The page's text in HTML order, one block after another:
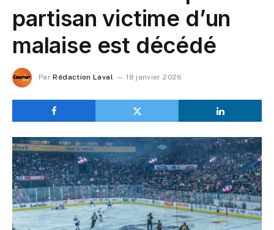
partisan victime d’un
malaise est décédé
Par Rédaction Laval 18 janvier 2026